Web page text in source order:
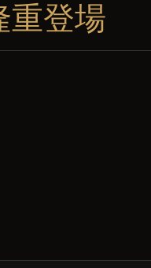
重登場